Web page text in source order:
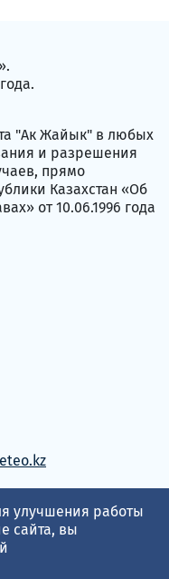
"Ак Жайык" в любых
и разрешения
прямо
Казахстан «Об
от 10.06.1996 года
улучшения работы
сайта, вы